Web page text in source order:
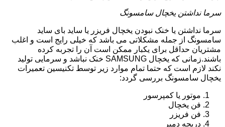
سرما نداشتن یخچال سامسونگ
سرما نداشتن یا خنک نبودن یخچال فریزر یا ساید بای ساید
سامسونگ از جمله مشکلاتی می باشد که خیلی رایج است و اغلب
مشتریان حداقل برای یکبار ممکن است آن را تجربه کرده
باشند.زمانی که یخچال SAMSUNG خنک نباشد و سرمایی تولید
نکند لازم است که حتما تمام موارد زیر توسط تکنیسین تعمیرات
یخچال سامسونگ بررسی گردد:
موتور یا کمپرسور
فن یخچال
فن فریزر
دریچه دمپر